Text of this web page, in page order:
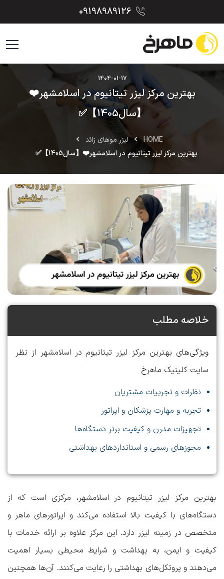
1404-01-17
بهترین مرکز لیزر تیتانیوم در اسلامشهر❤️
【سال1405】✅
HOME
لیزر موهای زائد
بهترین مرکز لیزر تیتانیوم در اسلامشهر❤️【سال1405】✅
خلاصه مطلب
ویژگی‌های بهترین مرکز لیزر تیتانیوم در اسلامشهر از نظر
سایت کلینیک ماهرخ
نظرات و تجربیات مشتریان
تجربه و مهارت پزشکان و اپراتور
تجهیزات مدرن و کیفیت برتر دستگاه‌ها
مجوزهای رسمی و استانداردهای بهداشتی
بهترین مرکز لیزر تیتانیوم در اسلامشهر، مرکزی است که از
دستگاه‌های با کیفیت بالا استفاده می‌کند و اپراتورهای ماهر و
متخصص در زمینه لیزر دارد. این مرکز علاوه بر ارائه خدمات با
کیفیت و ایمن، به بهداشت و شرایط محیطی بسیار اهمیت
می‌دهند و پروتکل‌های بهداشتی را رعایت می‌کنند. آن‌ها همچنین